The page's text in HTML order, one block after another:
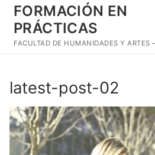
contenido
FORMACIÓN EN
PRÁCTICAS
FACULTAD DE HUMANIDADES Y ARTES
latest-post-02